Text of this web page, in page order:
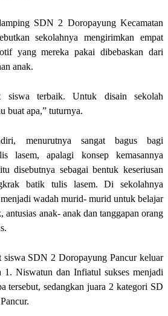
SDN 2 Doropayung Kecamatan
sekolahnya mengirimkan empat
yang mereka pakai dibebaskan dari
anak.
terbaik. Untuk disain sekolah
buat apa,” tuturnya.
menurutnya sangat bagus bagi
lasem, apalagi konsep kemasannya
disebutnya sebagai bentuk keseriusan
batik tulis lasem. Di sekolahnya
wadah murid- murid untuk belajar
antusias anak- anak dan tanggapan orang
siswa SDN 2 Doropayung Pancur keluar
1. Niswatun dan Infiatul sukses menjadi
tersebut, sedangkan juara 2 kategori SD